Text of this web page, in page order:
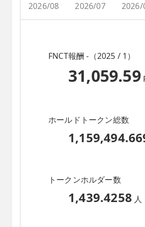
2026/08 2026/07 2026/
FNCT報酬 -（2025 / 1）
31,059.59
ホールドトークン総数
トークンホルダー数
1,439.4258 人